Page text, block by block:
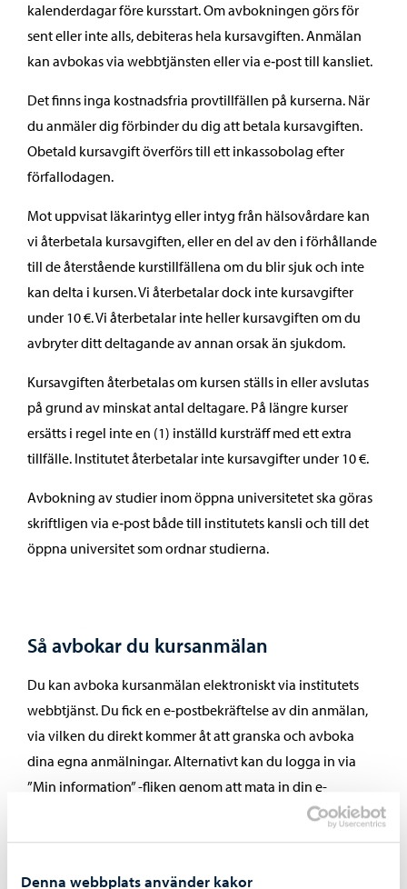
Denna webbplats använder kakor
kalenderdagar före kursstart. Om avbokningen görs för
sent eller inte alls, debiteras hela kursavgiften. Anmälan
kan avbokas via webbtjänsten eller via e‑post till kansliet.
Det finns inga kostnadsfria provtillfällen på kurserna. När
du anmäler dig förbinder du dig att betala kursavgiften.
Obetald kursavgift överförs till ett inkassobolag efter
förfallodagen.
Mot uppvisat läkarintyg eller intyg från hälsovårdare kan
vi återbetala kursavgiften, eller en del av den i förhållande
till de återstående kurstillfällena om du blir sjuk och inte
kan delta i kursen. Vi återbetalar dock inte kursavgifter
under 10 €. Vi återbetalar inte heller kursavgiften om du
avbryter ditt deltagande av annan orsak än sjukdom.
Kursavgiften återbetalas om kursen ställs in eller avslutas
på grund av minskat antal deltagare. På längre kurser
ersätts i regel inte en (1) inställd kursträff med ett extra
tillfälle. Institutet återbetalar inte kursavgifter under 10 €.
Avbokning av studier inom öppna universitetet ska göras
skriftligen via e‑post både till institutets kansli och till det
öppna universitet som ordnar studierna.
Så avbokar du kursanmälan
Du kan avboka kursanmälan elektroniskt via institutets
webbtjänst. Du fick en e-postbekräftelse av din anmälan,
via vilken du direkt kommer åt att granska och avboka
dina egna anmälningar. Alternativt kan du logga in via
”Min information” -fliken genom att mata in din e-
postadress. Du kan också avboka din kursanmälan per e-
post till kansliet.
Du kan inte avboka enbart genom att meddela